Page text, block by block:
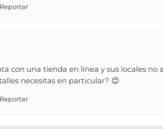
con una tienda en linea y sus locales no
necesitas en particular? 😊